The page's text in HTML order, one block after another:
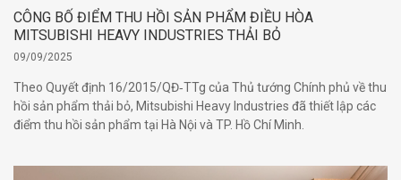
CÔNG BỐ ĐIỂM THU HỒI SẢN PHẨM ĐIỀU HÒA
MITSUBISHI HEAVY INDUSTRIES THẢI BỎ
09/09/2025
Theo Quyết định 16/2015/QĐ‑TTg của Thủ tướng Chính phủ về thu
hồi sản phẩm thải bỏ, Mitsubishi Heavy Industries đã thiết lập các
điểm thu hồi sản phẩm tại Hà Nội và TP. Hồ Chí Minh.